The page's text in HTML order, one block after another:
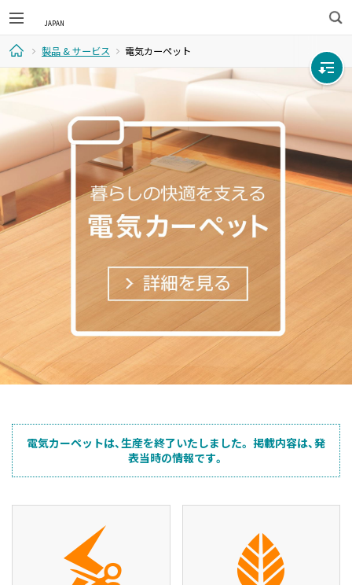
検
索
ホ
製品 & サービス 電気カーペット
電気カーペットは、生産を終了いたしました。 掲載内容は、発
表当時の情報です。